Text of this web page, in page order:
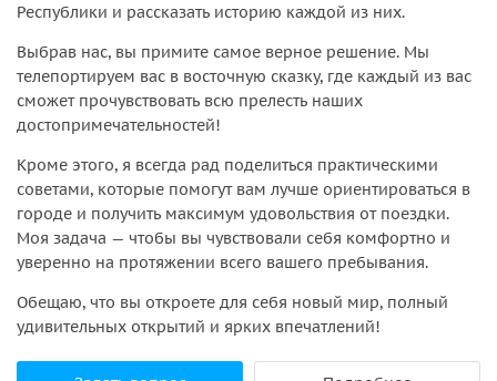
Республики и рассказать историю каждой из них.
Выбрав нас, вы примите самое верное решение. Мы
телепортируем вас в восточную сказку, где каждый из вас
сможет прочувствовать всю прелесть наших
достопримечательностей!
Кроме этого, я всегда рад поделиться практическими
советами, которые помогут вам лучше ориентироваться в
городе и получить максимум удовольствия от поездки.
Моя задача — чтобы вы чувствовали себя комфортно и
уверенно на протяжении всего вашего пребывания.
Обещаю, что вы откроете для себя новый мир, полный
удивительных открытий и ярких впечатлений!